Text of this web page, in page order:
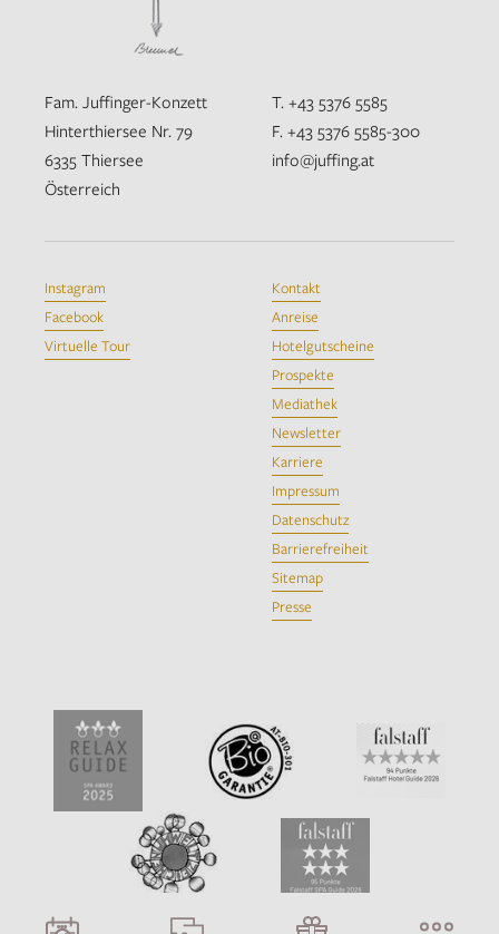
Fam. Juffinger-Konzett
Hinterthiersee Nr. 79
6335 Thiersee
Österreich
T. +43 5376 5585
F. +43 5376 5585-300
info@juffing.at
Instagram
Facebook
Virtuelle Tour
Kontakt
Anreise
Hotelgutscheine
Prospekte
Mediathek
Newsletter
Karriere
Impressum
Datenschutz
Barrierefreiheit
Sitemap
Presse